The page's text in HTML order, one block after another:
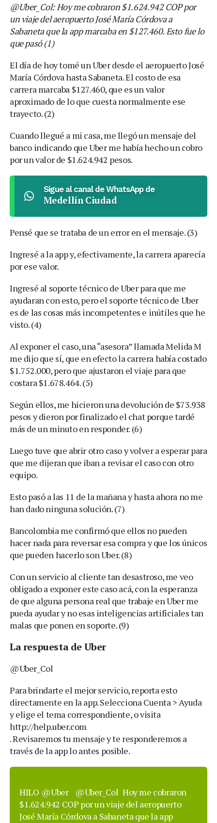
@Uber_Col: Hoy me cobraron $1.624.942 COP por
un viaje del aeropuerto José María Córdova a
Sabaneta que la app marcaba en $127.460. Esto fue lo
que pasó (1)
El día de hoy tomé un Uber desde el aeropuerto José
María Córdova hasta Sabaneta. El costo de esa
carrera marcaba $127.460, que es un valor
aproximado de lo que cuesta normalmente ese
trayecto. (2)
Cuando llegué a mi casa, me llegó un mensaje del
banco indicando que Uber me había hecho un cobro
por un valor de $1.624.942 pesos.
Sigue al canal de WhatsApp de
Medellín Ciudad
Pensé que se trataba de un error en el mensaje. (3)
Ingresé a la app y, efectivamente, la carrera aparecía
por ese valor.
Ingresé al soporte técnico de Uber para que me
ayudaran con esto, pero el soporte técnico de Uber
es de las cosas más incompetentes e inútiles que he
visto. (4)
Al exponer el caso, una “asesora” llamada Melida M
me dijo que sí, que en efecto la carrera había costado
$1.752.000, pero que ajustaron el viaje para que
costara $1.678.464. (5)
Según ellos, me hicieron una devolución de $73.938
pesos y dieron por finalizado el chat porque tardé
más de un minuto en responder. (6)
Luego tuve que abrir otro caso y volver a esperar para
que me dijeran que iban a revisar el caso con otro
equipo.
Esto pasó a las 11 de la mañana y hasta ahora no me
han dado ninguna solución. (7)
Bancolombia me confirmó que ellos no pueden
hacer nada para reversar esa compra y que los únicos
que pueden hacerlo son Uber. (8)
Con un servicio al cliente tan desastroso, me veo
obligado a exponer este caso acá, con la esperanza
de que alguna persona real que trabaje en Uber me
pueda ayudar y no esas inteligencias artificiales tan
malas que ponen en soporte. (9)
La respuesta de Uber
@Uber_Col
Para brindarte el mejor servicio, reporta esto
directamente en la app. Selecciona Cuenta > Ayuda
y elige el tema correspondiente, o visita
http://help.uber.com
. Revisaremos tu mensaje y te responderemos a
través de la app lo antes posible.
HILO @Uber @Uber_Col Hoy me cobraron
$1.624.942 COP por un viaje del aeropuerto
José María Córdova a Sabaneta que la app